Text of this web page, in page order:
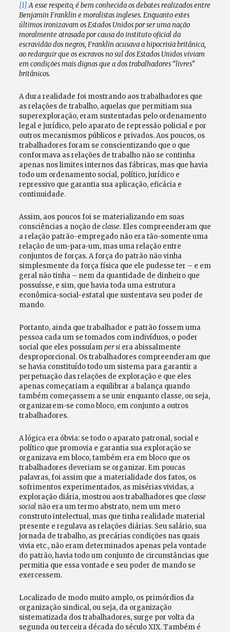
[1]A esse respeito, é bem conhecida os debates realizados entre
Benjamin Franklin e moralistas ingleses. Enquanto estes
últimos ironizavam os Estados Unidos por ser uma nação
moralmente atrasada por causa do instituto oficial da
escravidão dos negros, Franklin acusava a hipocrisia britânica,
ao redarguir que os escravos no sul dos Estados Unidos viviam
em condições mais dignas que a dos trabalhadores “livres”
britânicos.
A dura realidade foi mostrando aos trabalhadores que
as relações de trabalho, aquelas que permitiam sua
superexploração, eram sustentadas pelo ordenamento
legal e jurídico, pelo aparato de repressão policial e por
outros mecanismos públicos e privados. Aos poucos, os
trabalhadores foram se conscientizando que o que
conformava as relações de trabalho não se continha
apenas nos limites internos das fábricas, mas que havia
todo um ordenamento social, político, jurídico e
repressivo que garantia sua aplicação, eficácia e
continuidade.
Assim, aos poucos foi se materializando em suas
consciências a noção de classe. Eles compreenderam que
a relação patrão-empregado não era tão-somente uma
relação de um-para-um, mas uma relação entre
conjuntos de forças. A força do patrão não vinha
simplesmente da força física que ele pudesse ter – e em
geral não tinha – nem da quantidade de dinheiro que
possuísse, e sim, que havia toda uma estrutura
econômica-social-estatal que sustentava seu poder de
mando.
Portanto, ainda que trabalhador e patrão fossem uma
pessoa cada um se tomados com indivíduos, o poder
social que eles possuíamper siera abissalmente
desproporcional. Os trabalhadores compreenderam que
se havia constituído todo um sistema para garantir a
perpetuação das relações de exploração e que eles
apenas começariam a equilibrar a balança quando
também começassem a se unir enquanto classe, ou seja,
organizarem-se como bloco, em conjunto a outros
trabalhadores.
A lógica era óbvia: se todo o aparato patronal, social e
político que promovia e garantia sua exploração se
organizava em bloco, também era em bloco que os
trabalhadores deveriam se organizar. Em poucas
palavras, foi assim que a materialidade dos fatos, os
sofrimentos experimentados, as misérias vividas, a
exploração diária, mostrou aos trabalhadores que classe
socialnão era um termo abstrato, nem um mero
construto intelectual, mas que tinha realidade material
presente e regulava as relações diárias. Seu salário, sua
jornada de trabalho, as precárias condições nas quais
vivia etc., não eram determinados apenas pela vontade
do patrão, havia todo um conjunto de circunstâncias que
permitia que essa vontade e seu poder de mando se
exercessem.
Localizado de modo muito amplo, os primórdios da
organização sindical, ou seja, da organização
sistematizada dos trabalhadores, surge por volta da
segunda ou terceira década do século XIX. Também é